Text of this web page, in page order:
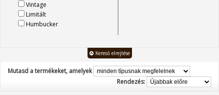
Vintage
Limitált
Humbucker
Kereső elrejtése
Mutasd a termékeket, amelyek
Rendezés: